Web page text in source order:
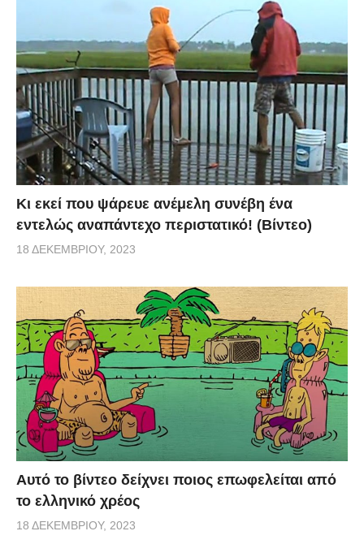
Κι εκεί που ψάρευε ανέμελη συνέβη ένα
εντελώς αναπάντεχο περιστατικό! (Βίντεο)
18 ΔΕΚΕΜΒΡΊΟΥ, 2023
Αυτό το βίντεο δείχνει ποιος επωφελείται από
το ελληνικό χρέος
18 ΔΕΚΕΜΒΡΊΟΥ, 2023